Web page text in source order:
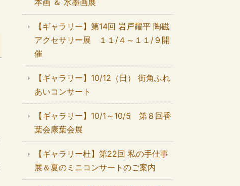
本画 ＆ 水墨画展
【ギャラリー】第14回 岩戸耀平 陶磁
アクセサリー展 １１/４～１１/９開
催
【ギャラリー】10/12（日） 街角ふれ
あいコンサート
【ギャラリー】10/1～10/5 第８回香
葉会康葉会展
【ギャラリー杜】第22回 私の手仕事
展＆夏のミニコンサートのご案内